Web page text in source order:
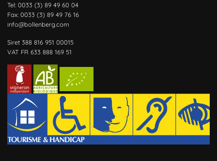
Tel: 0033 (3) 89 49 60 04
Fax: 0033 (3) 89 49 76 16
info@bollenberg.com
Siret 388 816 951 00015
VAT FR 633 888 169 51